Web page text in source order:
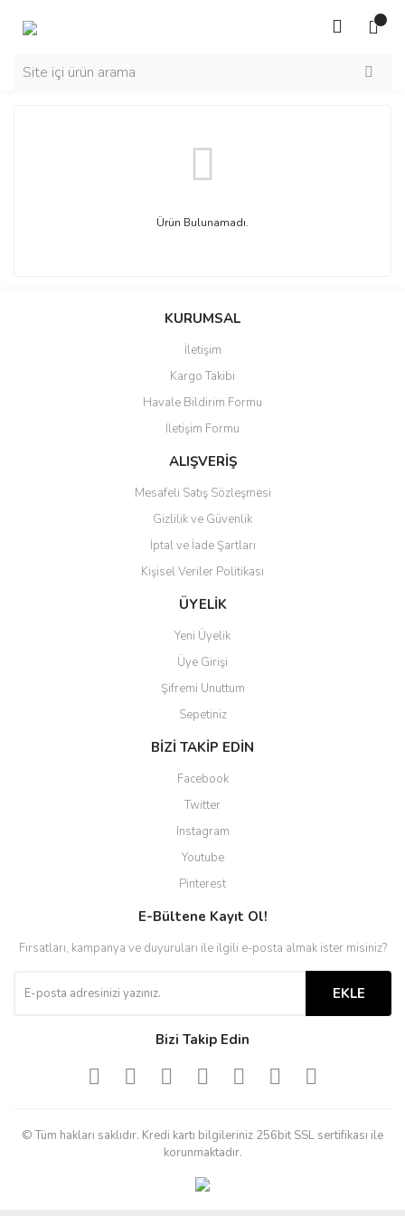
Ürün Bulunamadı.
KURUMSAL
İletişim
Kargo Takibi
Havale Bildirim Formu
İletişim Formu
ALIŞVERİŞ
Mesafeli Satış Sözleşmesi
Gizlilik ve Güvenlik
İptal ve İade Şartları
Kişisel Veriler Politikası
ÜYELİK
Yeni Üyelik
Üye Girişi
Şifremi Unuttum
Sepetiniz
BİZİ TAKİP EDİN
Facebook
Twitter
Instagram
Youtube
Pinterest
E-Bültene Kayıt Ol!
Fırsatları, kampanya ve duyuruları ile ilgili e-posta almak ister misiniz?
EKLE
Bizi Takip Edin
© Tüm hakları saklıdır. Kredi kartı bilgileriniz 256bit SSL sertifikası ile
korunmaktadır.